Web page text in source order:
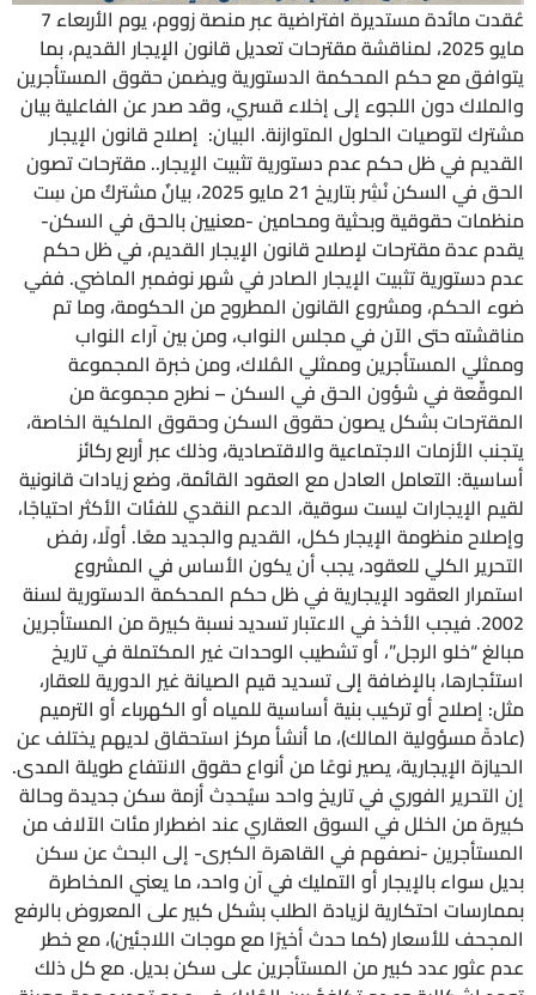
عُقدت مائدة مستديرة افتراضية عبر منصة زووم، يوم الأربعاء 7
مايو 2025، لمناقشة مقترحات تعديل قانون الإيجار القديم، بما
يتوافق مع حكم المحكمة الدستورية ويضمن حقوق المستأجرين
والملاك دون اللجوء إلى إخلاء قسري، وقد صدر عن الفاعلية بيان
مشترك لتوصيات الحلول المتوازنة. البيان: إصلاح قانون الإيجار
القديم في ظل حكم عدم دستورية تثبيت الإيجار.. مقترحات تصون
الحق في السكن نُشِر بتاريخ 21 مايو 2025، بيانٌ مشتركٌ من سِت
منظمات حقوقية وبحثية ومحامين -معنيين بالحق في السكن-
يقدم عدة مقترحات لإصلاح قانون الإيجار القديم، في ظل حكم
عدم دستورية تثبيت الإيجار الصادر في شهر نوفمبر الماضي. ففي
ضوء الحكم، ومشروع القانون المطروح من الحكومة، وما تم
مناقشته حتى الآن في مجلس النواب، ومن بين آراء النواب
وممثلي المستأجرين وممثلي المُلاك، ومن خبرة المجموعة
الموقِّعة في شؤون الحق في السكن – نطرح مجموعة من
المقترحات بشكل يصون حقوق السكن وحقوق الملكية الخاصة،
يتجنب الأزمات الاجتماعية والاقتصادية، وذلك عبر أربع ركائز
أساسية: التعامل العادل مع العقود القائمة، وضع زيادات قانونية
لقيم الإيجارات ليست سوقية، الدعم النقدي للفئات الأكثر احتياجًا،
وإصلاح منظومة الإيجار ككل، القديم والجديد معًا. أولًا، رفض
التحرير الكلي للعقود، يجب أن يكون الأساس في المشروع
استمرار العقود الإيجارية في ظل حكم المحكمة الدستورية لسنة
2002. فيجب الأخذ في الاعتبار تسديد نسبة كبيرة من المستأجرين
مبالغ “خلو الرجل”، أو تشطيب الوحدات غير المكتملة في تاريخ
استئجارها، بالإضافة إلى تسديد قيم الصيانة غير الدورية للعقار،
مثل: إصلاح أو تركيب بنية أساسية للمياه أو الكهرباء أو الترميم
(عادةً مسؤولية المالك)، ما أنشأ مركز استحقاق لديهم يختلف عن
الحيازة الإيجارية، يصير نوعًا من أنواع حقوق الانتفاع طويلة المدى.
إن التحرير الفوري في تاريخ واحد سيُحدِث أزمة سكن جديدة وحالة
كبيرة من الخلل في السوق العقاري عند اضطرار مئات الآلاف من
المستأجرين -نصفهم في القاهرة الكبرى- إلى البحث عن سكن
بديل سواء بالإيجار أو التمليك في آن واحد، ما يعني المخاطرة
بممارسات احتكارية لزيادة الطلب بشكل كبير على المعروض بالرفع
المجحف للأسعار (كما حدث أخيرًا مع موجات اللاجئين)، مع خطر
عدم عثور عدد كبير من المستأجرين على سكن بديل. مع كل ذلك